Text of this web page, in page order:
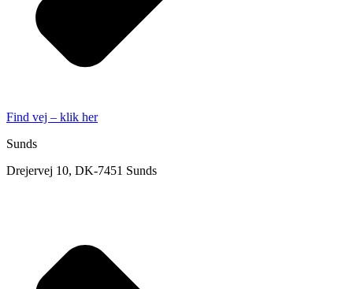
Find vej – klik her
Sunds
Drejervej 10, DK-7451 Sunds